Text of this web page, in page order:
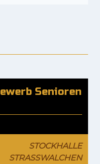
Senioren
STOCKHALLE
STRASSWALCHEN